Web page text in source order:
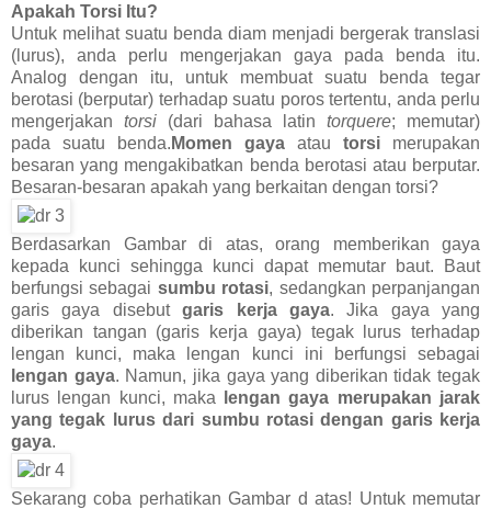
Apakah Torsi Itu?
Untuk melihat suatu benda diam menjadi bergerak translasi
(lurus), anda perlu mengerjakan gaya pada benda itu.
Analog dengan itu, untuk membuat suatu benda tegar
berotasi (berputar) terhadap suatu poros tertentu, anda perlu
mengerjakan torsi (dari bahasa latin torquere; memutar)
pada suatu benda. Momen gaya atau torsi merupakan
besaran yang mengakibatkan benda berotasi atau berputar.
Besaran-besaran apakah yang berkaitan dengan torsi?
Berdasarkan Gambar di atas, orang memberikan gaya
kepada kunci sehingga kunci dapat memutar baut. Baut
berfungsi sebagai sumbu rotasi, sedangkan perpanjangan
garis gaya disebutgaris kerja gaya. Jika gaya yang
diberikan tangan (garis kerja gaya) tegak lurus terhadap
lengan kunci, maka lengan kunci ini berfungsi sebagai
lengan gaya. Namun, jika gaya yang diberikan tidak tegak
lurus lengan kunci, maka
lengan gaya merupakan jarak
yang tegak lurus dari sumbu rotasi dengan garis kerja
gaya.
Sekarang coba perhatikan Gambar d atas! Untuk memutar